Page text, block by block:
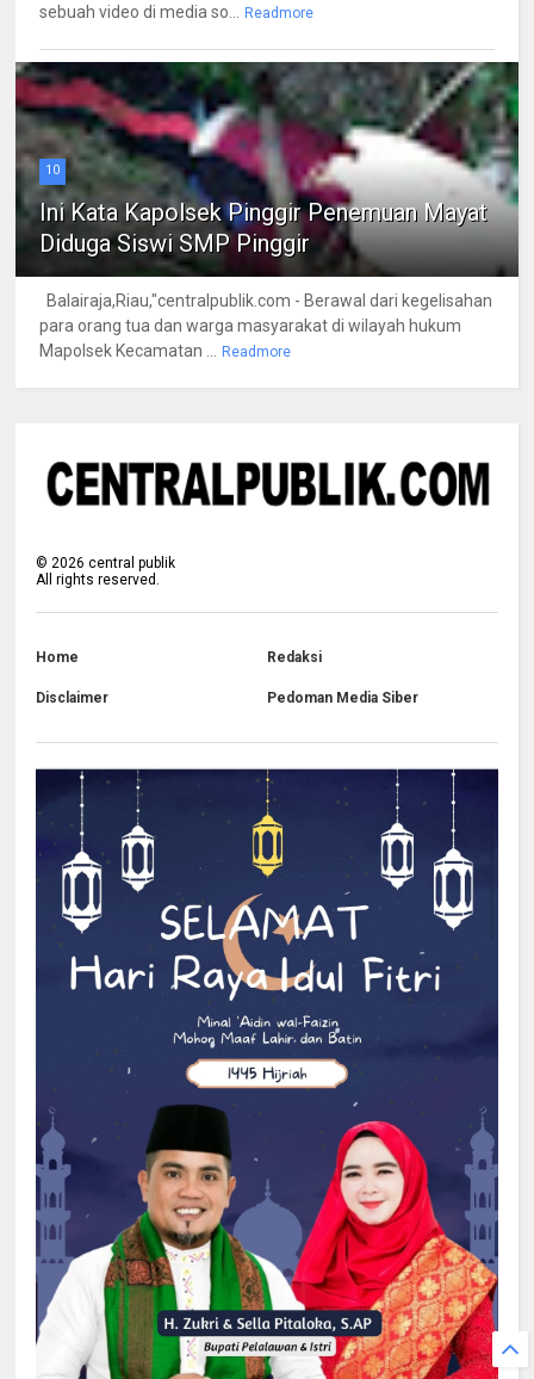
sebuah video di media so...
Readmore
10
Ini Kata Kapolsek Pinggir Penemuan Mayat
Diduga Siswi SMP Pinggir
Balairaja,Riau,"centralpublik.com - Berawal dari kegelisahan
para orang tua dan warga masyarakat di wilayah hukum
Mapolsek Kecamatan ...
Readmore
© 2026 central publik
All rights reserved.
Home Redaksi
Disclaimer Pedoman Media Siber